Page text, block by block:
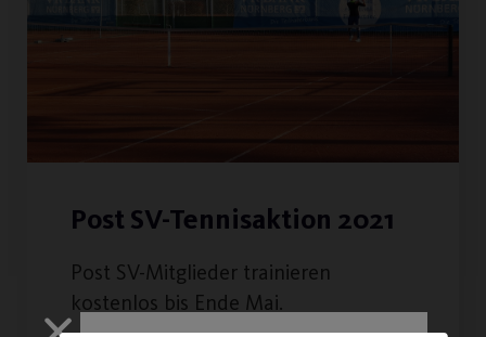
Post SV-Tennisaktion 2021
Post SV-Mitglieder trainieren
kostenlos bis Ende Mai.